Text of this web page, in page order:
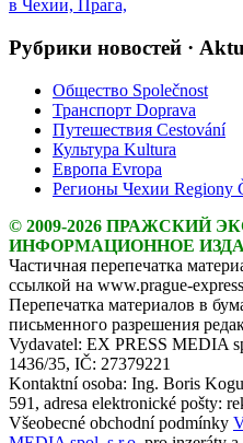
Рубрики новостей ·
Общество Společnost
Транспорт Doprava
Путешествия Cestování
Культура Kultura
Европа Evropa
Регионы Чехии Regiony
© 2009-2026 ПРАЖСКИЙ
ИНФОРМАЦИОННОЕ
Частичная перепечатка
ссылкой на www.prague-
Перепечатка материалов в
письменного разрешения
Vydavatel: EX PRESS MEDIA
1436/35, IČ: 27379221
Kontaktní osoba: Ing. Boris
591, adresa elektronické pošty:
Všeobecné obchodní podmínky